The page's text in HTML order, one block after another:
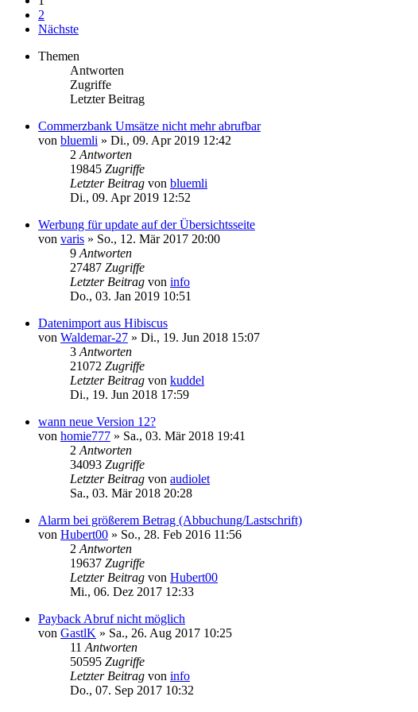
2
Nächste
Themen
Antworten
Zugriffe
Letzter Beitrag
Commerzbank Umsätze nicht mehr abrufbar
von bluemli » Di., 09. Apr 2019 12:42
2 Antworten
19845 Zugriffe
Letzter Beitrag von bluemli
Di., 09. Apr 2019 12:52
Werbung für update auf der Übersichtsseite
von varis » So., 12. Mär 2017 20:00
9 Antworten
27487 Zugriffe
Letzter Beitrag von info
Do., 03. Jan 2019 10:51
Datenimport aus Hibiscus
von Waldemar-27 » Di., 19. Jun 2018 15:07
3 Antworten
21072 Zugriffe
Letzter Beitrag von kuddel
Di., 19. Jun 2018 17:59
wann neue Version 12?
von homie777 » Sa., 03. Mär 2018 19:41
2 Antworten
34093 Zugriffe
Letzter Beitrag von audiolet
Sa., 03. Mär 2018 20:28
Alarm bei größerem Betrag (Abbuchung/Lastschrift)
von Hubert00 » So., 28. Feb 2016 11:56
2 Antworten
19637 Zugriffe
Letzter Beitrag von Hubert00
Mi., 06. Dez 2017 12:33
Payback Abruf nicht möglich
von GastlK » Sa., 26. Aug 2017 10:25
11 Antworten
50595 Zugriffe
Letzter Beitrag von info
Do., 07. Sep 2017 10:32